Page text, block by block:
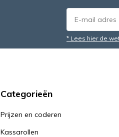
* Lees hier de
Categorieën
Prijzen en coderen
Kassarollen